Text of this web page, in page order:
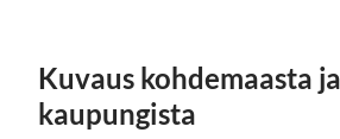
Kuvaus kohdemaasta ja
kaupungista